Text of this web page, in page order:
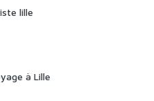
lille
à Lille